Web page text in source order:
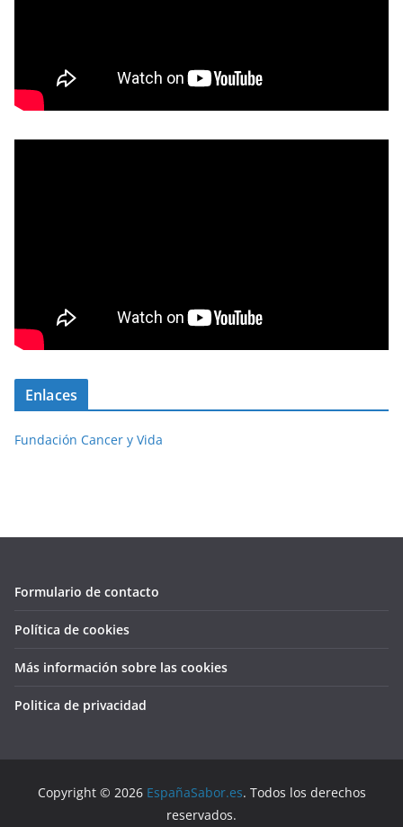
Enlaces
Fundación Cancer y Vida
Formulario de contacto
Política de cookies
Más información sobre las cookies
Politica de privacidad
Copyright © 2026 EspañaSabor.es. Todos los derechos
reservados.